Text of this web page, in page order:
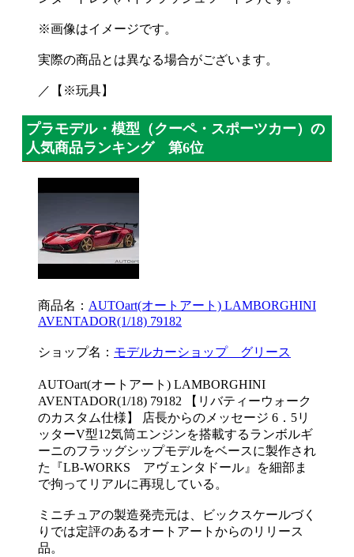
※画像はイメージです。
実際の商品とは異なる場合がございます。
／【※玩具】
プラモデル・模型（クーペ・スポーツカー）の
人気商品ランキング 第6位
商品名： AUTOart(オートアート) LAMBORGHINI
AVENTADOR(1/18) 79182
ショップ名： モデルカーショップ グリース
AUTOart(オートアート) LAMBORGHINI
AVENTADOR(1/18) 79182 【リバティーウォーク
のカスタム仕様】 店長からのメッセージ 6．5リ
ッターV型12気筒エンジンを搭載するランボルギ
ーニのフラッグシップモデルをベースに製作され
た『LB-WORKS アヴェンタドール』を細部ま
で拘ってリアルに再現している。
ミニチュアの製造発売元は、ビックスケールづく
りでは定評のあるオートアートからのリリース
品。